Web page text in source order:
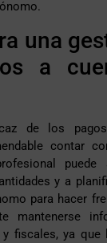
una
a
de los
contar
puede
y a
para hacer
mantenerse
y fiscales, ya